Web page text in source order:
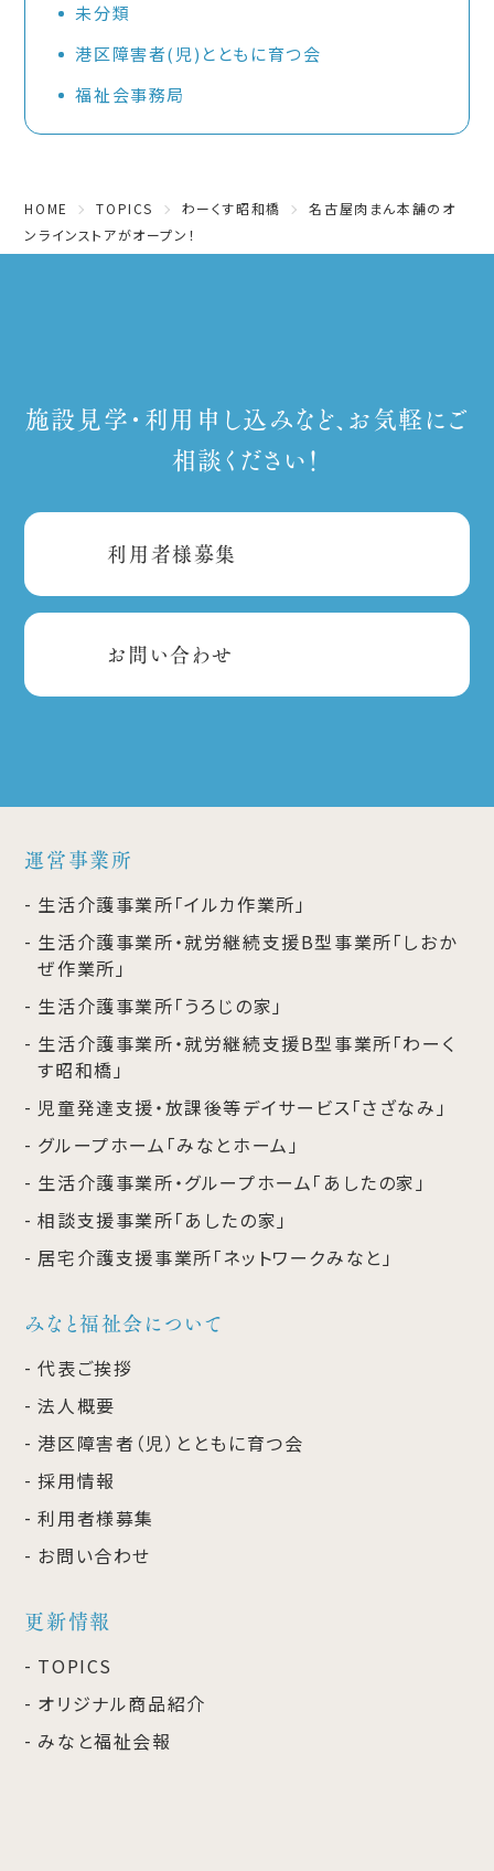
未分類
港区障害者(児)とともに育つ会
福祉会事務局
HOME TOPICS わーくす昭和橋
名古屋肉まん本舗のオ
ンラインストアがオープン！
施設見学・利用申し込みなど、お気軽にご
相談ください！
利用者様募集
お問い合わせ
運営事業所
生活介護事業所「イルカ作業所」
生活介護事業所・就労継続支援B型事業所「しおか
ぜ作業所」
生活介護事業所「うろじの家」
生活介護事業所・就労継続支援B型事業所「わーく
す昭和橋」
児童発達支援・放課後等デイサービス「さざなみ」
グループホーム「みなとホーム」
生活介護事業所・グループホーム「あしたの家」
相談支援事業所「あしたの家」
居宅介護支援事業所「ネットワークみなと」
みなと福祉会について
代表ご挨拶
法人概要
港区障害者（児）とともに育つ会
採用情報
利用者様募集
お問い合わせ
更新情報
TOPICS
オリジナル商品紹介
みなと福祉会報